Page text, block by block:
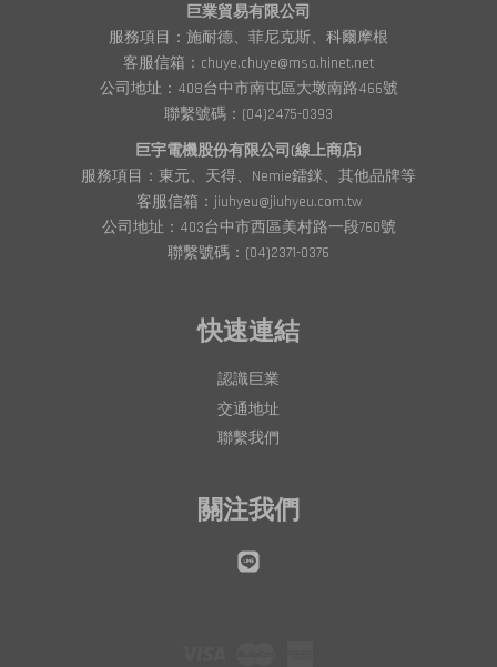
巨業貿易有限公司
服務項目：施耐德、菲尼克斯、科爾摩根
客服信箱：chuye.chuye@msa.hinet.net
公司地址：408台中市南屯區大墩南路466號
聯繫號碼：(04)2475-0393
巨宇電機股份有限公司(線上商店)
服務項目：東元、天得、Nemie鐳銤、其他品牌等
客服信箱：jiuhyeu@jiuhyeu.com.tw
公司地址：403台中市西區美村路一段760號
聯繫號碼：(04)2371-0376
快速連結
認識巨業
交通地址
聯繫我們
關注我們